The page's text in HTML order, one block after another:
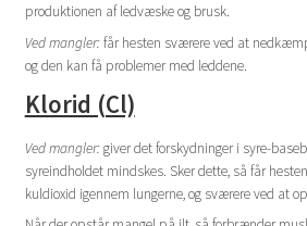
produktionen af ledvæske og brusk.
Ved mangler:får hesten sværere ved at
og den kan få problemer med leddene.
Klorid (Cl)
Ved mangler:giver det forskydninger i syre-
syreindholdet mindskes. Sker dette, så får
kuldioxid igennem lungerne, og sværere ved at